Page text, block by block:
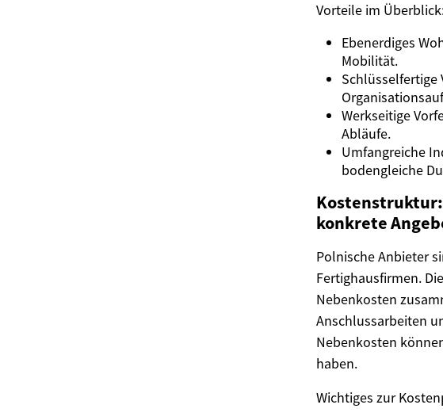
Vorteile im
Ebenerdiges
Mobilität.
Schlüsselfertige
Werkseitige
Abläufe.
Umfangreiche
bodengleiche
konkrete
Polnische Anbieter
Fertighausfirmen.
Nebenkosten
Anschlussarbeiten
Nebenkosten
haben.
Wichtiges zur